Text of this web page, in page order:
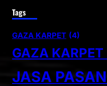
Tags
GAZA KARPET (4)
GAZA KARPET
JASA